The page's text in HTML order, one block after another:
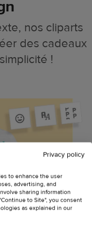
nos cliparts
des cadeaux
!
Privacy policy
to enhance the user
advertising, and
sharing information
to Site", you consent
as explained in our